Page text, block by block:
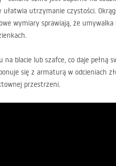
utrzymanie czystości.
wymiary sprawiają, że umywalka
blacie lub szafce, co daje pełną
się z armaturą w odcieniach
przestrzeni.